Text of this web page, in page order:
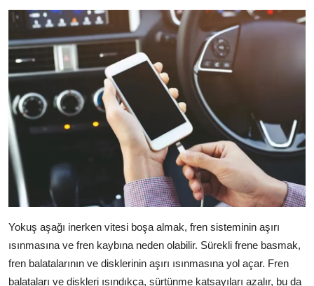
Yokuş aşağı inerken vitesi boşa almak, fren sisteminin aşırı
ısınmasına ve fren kaybına neden olabilir. Sürekli frene basmak,
fren balatalarının ve disklerinin aşırı ısınmasına yol açar. Fren
balataları ve diskleri ısındıkça, sürtünme katsayıları azalır, bu da